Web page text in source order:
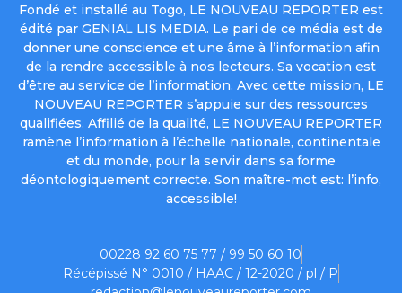
Fondé et installé au Togo, LE NOUVEAU REPORTER est
édité par GENIAL LIS MEDIA. Le pari de ce média est de
donner une conscience et une âme à l’information afin
de la rendre accessible à nos lecteurs. Sa vocation est
d’être au service de l’information. Avec cette mission, LE
NOUVEAU REPORTER s’appuie sur des ressources
qualifiées. Affilié de la qualité, LE NOUVEAU REPORTER
ramène l’information à l’échelle nationale, continentale
et du monde, pour la servir dans sa forme
déontologiquement correcte. Son maître-mot est: l’info,
accessible!
00228 92 60 75 77 / 99 50 60 10
Récépissé N° 0010 / HAAC / 12-2020 / pl / P